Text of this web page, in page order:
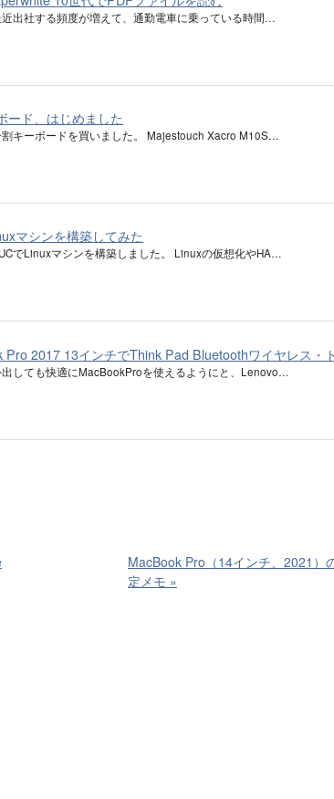
出社する頻度が増えて、通勤電車に乗っている時間…
ード、はじめました
キーボードを買いました。 Majestouch Xacro M10S…
マシンを構築してみた
でLinuxマシンを構築しました。 Linuxの仮想化やHA…
Pro 2017 13インチでThink Pad Bluetoothワイヤレス・
しても快適にMacBookProを使えるようにと、Lenovo…
MacBook Pro（14インチ、2021）
定メモ »